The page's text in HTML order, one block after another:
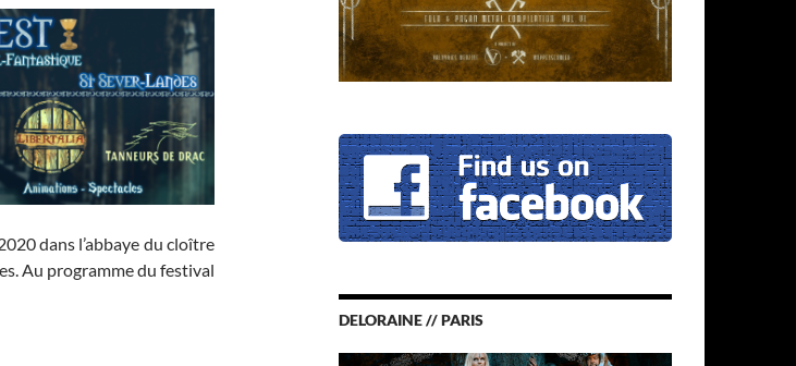
dans l’abbaye du cloître
Au programme du festival
DELORAINE // PARIS